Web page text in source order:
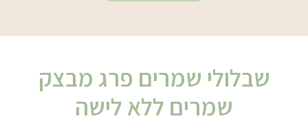
שבלולי שמרים פרג מבצק
שמרים ללא לישה